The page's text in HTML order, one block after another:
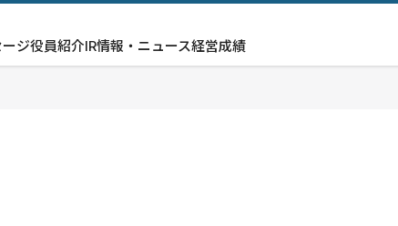
ジ役員紹介IR情報・ニュース経営成績